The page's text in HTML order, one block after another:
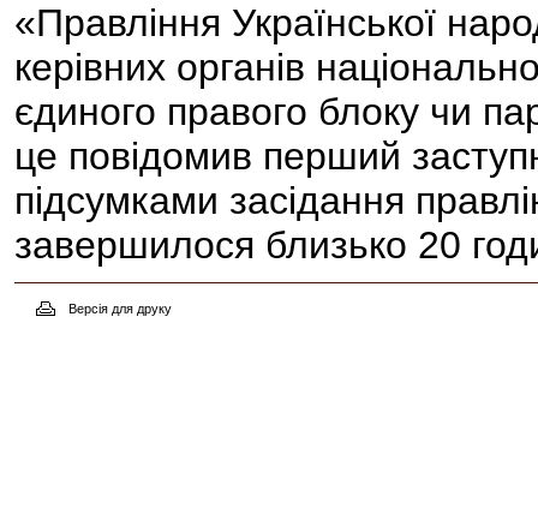
«Правління Української
керівних органів
єдиного правого блоку чи
це повідомив перший
підсумками засідання
завершилося близько 20
Версія для друку